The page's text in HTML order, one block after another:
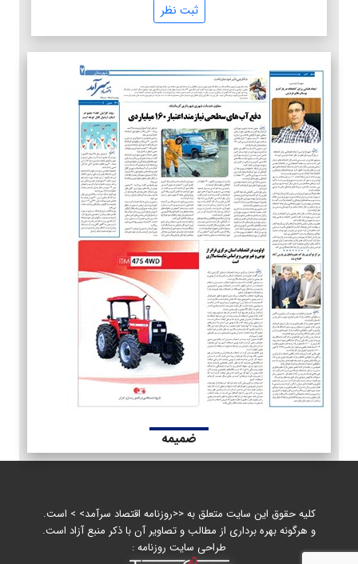
ثبت نظر
ضمیمه
کلیه حقوق این سایت متعلق به <<روزنامه اقتصاد سرآمد> > است.
و هرگونه بهره برداری از مطالب و تصاویر آن با ذکر منبع آزاد است.
طراحی سایت روزنامه :